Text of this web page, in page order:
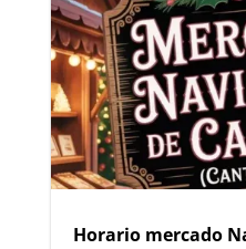
Horario mercado